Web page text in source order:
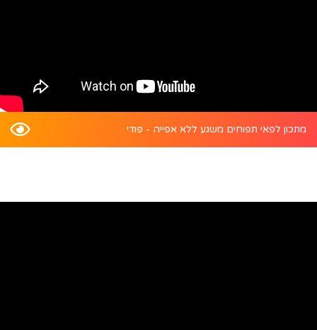
מתכון לפאי תפוחים משגע ללא אפייה - פודי